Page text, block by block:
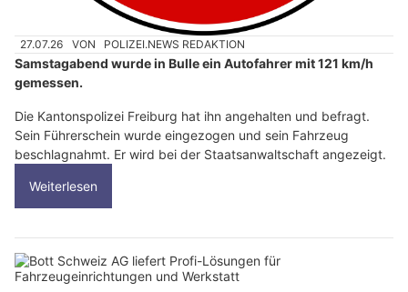
27.07.26 VON POLIZEI.NEWS REDAKTION
Samstagabend wurde in Bulle ein Autofahrer mit 121 km/h
gemessen.
Die Kantonspolizei Freiburg hat ihn angehalten und befragt.
Sein Führerschein wurde eingezogen und sein Fahrzeug
beschlagnahmt. Er wird bei der Staatsanwaltschaft angezeigt.
Weiterlesen